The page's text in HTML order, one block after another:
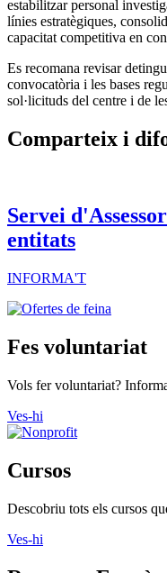
estabilitzar personal
línies estratègiques,
capacitat competitiva en
Es recomana revisar
convocatòria i les bases
sol·licituds del centre i de
Comparteix i
Servei
entitats
INFORMA'T
Fes voluntariat
Vols fer voluntariat?
Ves-hi
Cursos
Descobriu tots els cursos
Ves-hi